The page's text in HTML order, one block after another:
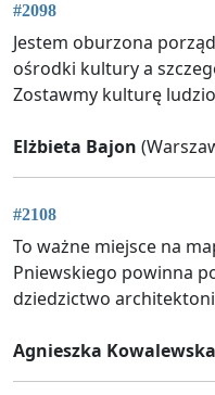
#2098
Jestem oburzona
ośrodki kultury a
Zostawmy kulturę
Elżbieta Bajon
#2108
To ważne miejsce na
Pniewskiego powinna
dziedzictwo
Agnieszka Kowalewska